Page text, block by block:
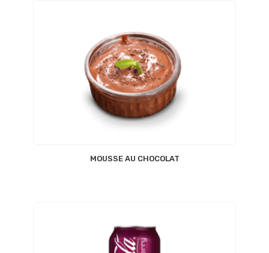
MOUSSE AU CHOCOLAT